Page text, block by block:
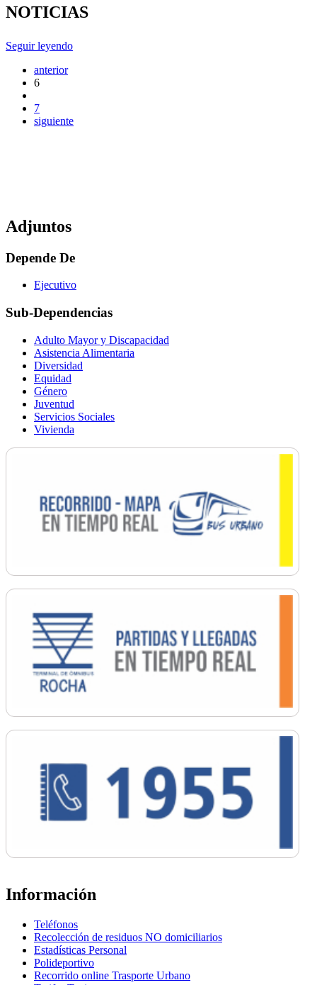
NOTICIAS
Seguir leyendo
anterior
6
7
siguiente
Adjuntos
Depende De
Ejecutivo
Sub-Dependencias
Adulto Mayor y Discapacidad
Asistencia Alimentaria
Diversidad
Equidad
Género
Juventud
Servicios Sociales
Vivienda
Información
Teléfonos
Recolección de residuos NO domiciliarios
Estadísticas Personal
Polideportivo
Recorrido online Trasporte Urbano